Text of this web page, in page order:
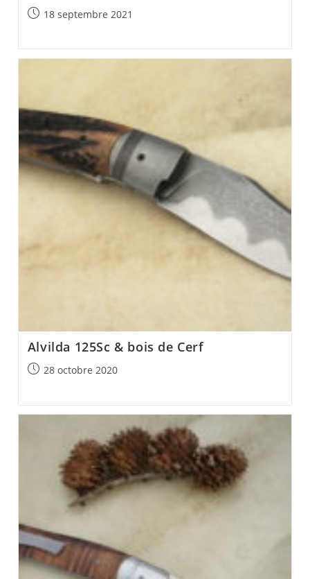
Post18 septembre 2021
Alvilda 125Sc & bois de Cerf
Post28 octobre 2020